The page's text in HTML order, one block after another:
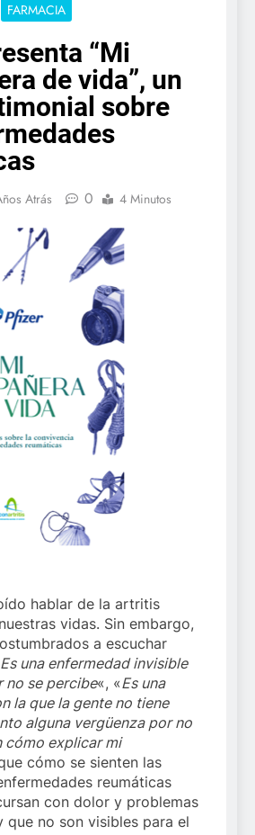
FARMACIA
“Mi
de vida”, un
sobre
Atrás 0 4 Minutos
hablar de la artritis
vidas. Sin embargo,
a escuchar
Es una enfermedad invisible
no se percibe«, «Es una
la que la gente no tiene
alguna vergüenza por no
cómo explicar mi
cómo se sienten las
reumáticas
con dolor y problemas
que no son visibles para el